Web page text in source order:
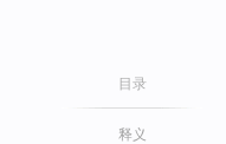
目录
释义